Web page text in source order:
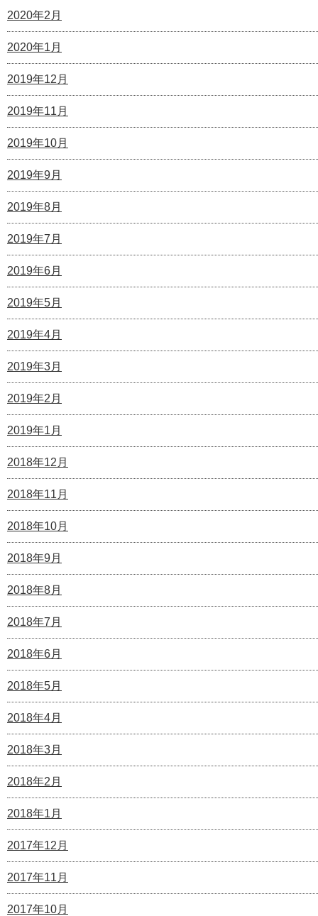
2020年2月
2020年1月
2019年12月
2019年11月
2019年10月
2019年9月
2019年8月
2019年7月
2019年6月
2019年5月
2019年4月
2019年3月
2019年2月
2019年1月
2018年12月
2018年11月
2018年10月
2018年9月
2018年8月
2018年7月
2018年6月
2018年5月
2018年4月
2018年3月
2018年2月
2018年1月
2017年12月
2017年11月
2017年10月